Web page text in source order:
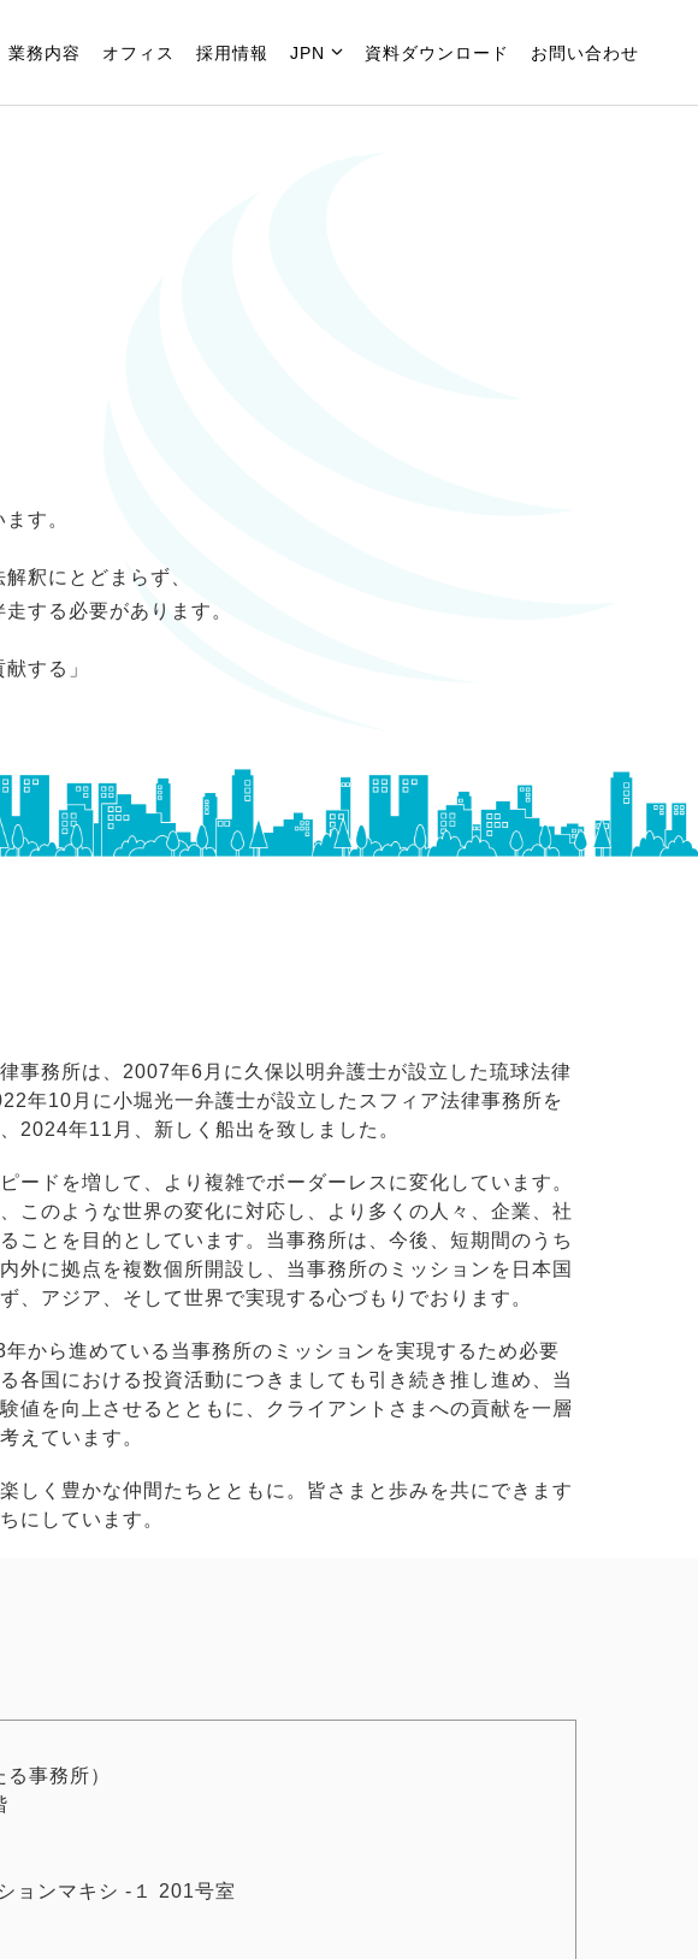
業務内容 オフィス 採用情報 JPN 資料ダウンロード お問い合わせ
す。
釈にとどまらず、
する必要があります。
する」
事務所は、2007年6月に久保以明弁護士が設立した琉球法律
年10月に小堀光一弁護士が設立したスフィア法律事務所を
2024年11月、新しく船出を致しました。
ードを増して、より複雑でボーダーレスに変化しています。
このような世界の変化に対応し、より多くの人々、企業、社
ことを目的としています。当事務所は、今後、短期間のうち
外に拠点を複数個所開設し、当事務所のミッションを日本国
、アジア、そして世界で実現する心づもりでおります。
年から進めている当事務所のミッションを実現するため必要
各国における投資活動につきましても引き続き推し進め、当
値を向上させるとともに、クライアントさまへの貢献を一層
えています。
しく豊かな仲間たちとともに。皆さまと歩みを共にできます
にしています。
事務所）
ョンマキシ -１ 201号室